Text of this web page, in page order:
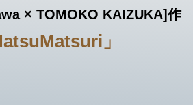
× TOMOKO KAIZUKA]作
」